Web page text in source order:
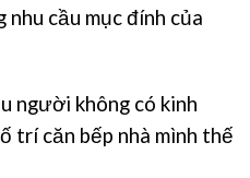
nhu cầu mục đính của
người không có kinh
trí căn bếp nhà mình thế